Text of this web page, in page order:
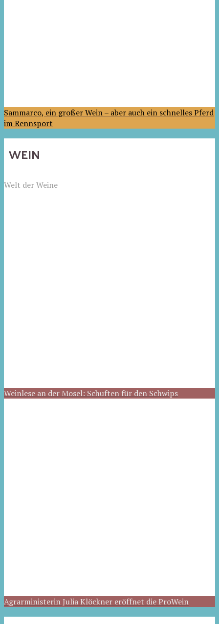
Sammarco, ein großer Wein – aber auch ein schnelles Pferd
im Rennsport
WEIN
Welt der Weine
Weinlese an der Mosel: Schuften für den Schwips
Agrarministerin Julia Klöckner eröffnet die ProWein